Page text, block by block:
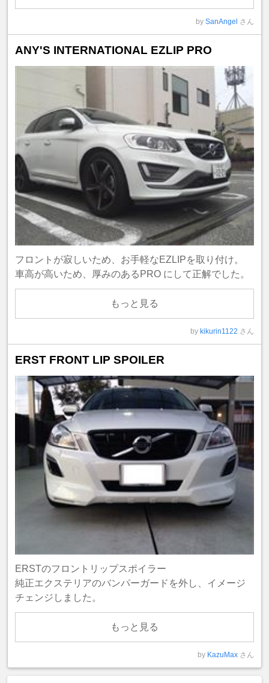
by SanAngel さん
ANY'S INTERNATIONAL EZLIP PRO
フロントが寂しいため、お手軽なEZLIPを取り付け。
車高が高いため、厚みのあるPRO にして正解でした。
もっと見る
by kikurin1122 さん
ERST FRONT LIP SPOILER
ERSTのフロントリップスポイラー
純正エクステリアのバンパーガードを外し、イメージ
チェンジしました。
もっと見る
by KazuMax さん